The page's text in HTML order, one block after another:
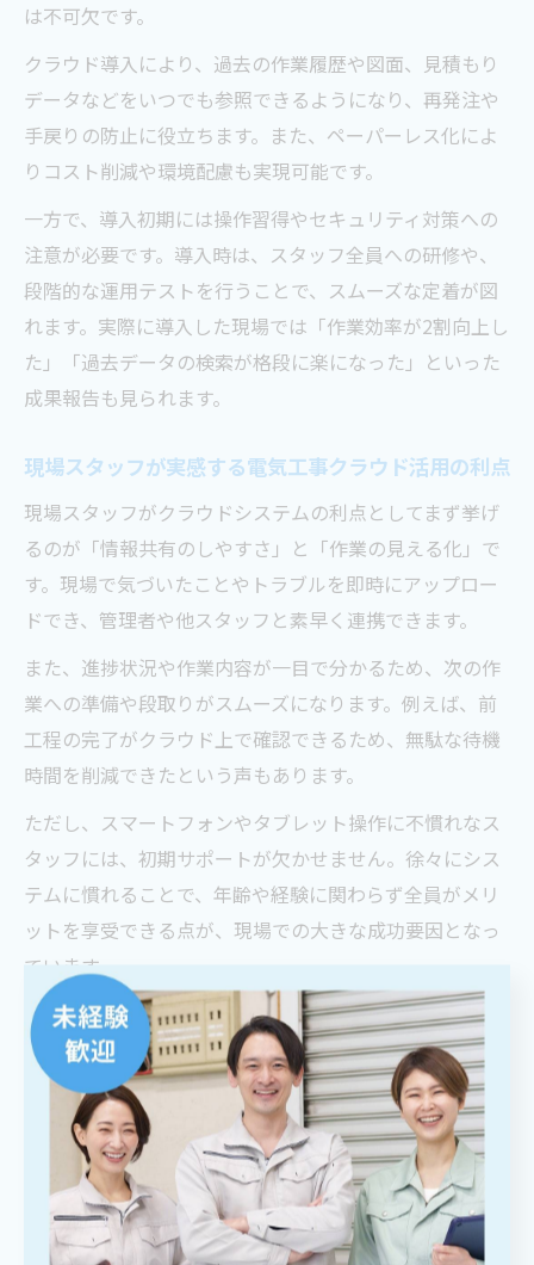
は不可欠です。
クラウド導入により、過去の作業履歴や図面、見積もり
データなどをいつでも参照できるようになり、再発注や
手戻りの防止に役立ちます。また、ペーパーレス化によ
りコスト削減や環境配慮も実現可能です。
一方で、導入初期には操作習得やセキュリティ対策への
注意が必要です。導入時は、スタッフ全員への研修や、
段階的な運用テストを行うことで、スムーズな定着が図
れます。実際に導入した現場では「作業効率が2割向上し
た」「過去データの検索が格段に楽になった」といった
成果報告も見られます。
現場スタッフが実感する電気工事クラウド活用の利点
現場スタッフがクラウドシステムの利点としてまず挙げ
るのが「情報共有のしやすさ」と「作業の見える化」で
す。現場で気づいたことやトラブルを即時にアップロー
ドでき、管理者や他スタッフと素早く連携できます。
また、進捗状況や作業内容が一目で分かるため、次の作
業への準備や段取りがスムーズになります。例えば、前
工程の完了がクラウド上で確認できるため、無駄な待機
時間を削減できたという声もあります。
ただし、スマートフォンやタブレット操作に不慣れなス
タッフには、初期サポートが欠かせません。徐々にシス
テムに慣れることで、年齢や経験に関わらず全員がメリ
ットを享受できる点が、現場での大きな成功要因となっ
ています。
電気工事の安全管理に役立つクラウドシステムの機能
電気工事において安全管理は最重要課題の一つです。ク
ラウドシステムには、作業前点検や危険予知活動（KY活
動）の記録、ヒヤリハット報告の共有機能など、安全管
理を支える多彩な機能が備わっています。
例えば、現場で撮影した安全確認写真や作業手順書をク